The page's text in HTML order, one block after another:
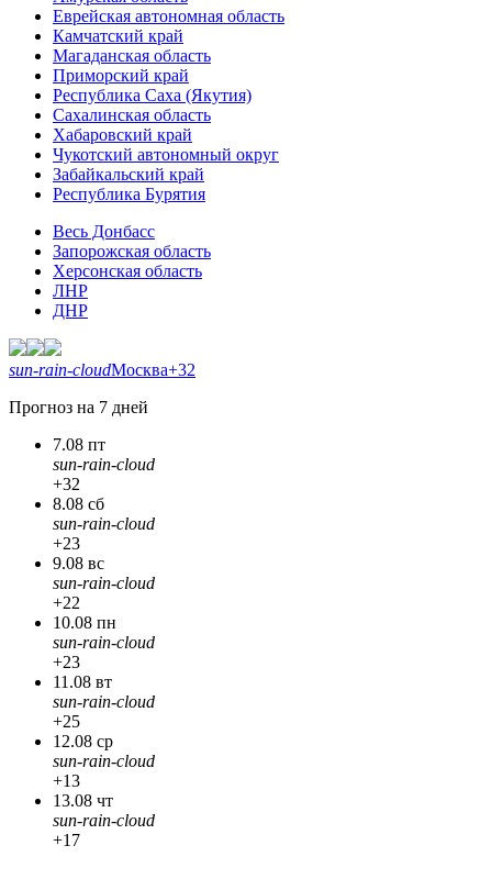
Еврейская автономная область
Камчатский край
Магаданская область
Приморский край
Республика Саха (Якутия)
Сахалинская область
Хабаровский край
Чукотский автономный округ
Забайкальский край
Республика Бурятия
Весь Донбасс
Запорожская область
Херсонская область
ЛНР
ДНР
sun-rain-cloudМосква+32
Прогноз на 7 дней
7.08 пт
sun-rain-cloud
+32
8.08 сб
sun-rain-cloud
+23
9.08 вс
sun-rain-cloud
+22
10.08 пн
sun-rain-cloud
+23
11.08 вт
sun-rain-cloud
+25
12.08 ср
sun-rain-cloud
+13
13.08 чт
sun-rain-cloud
+17